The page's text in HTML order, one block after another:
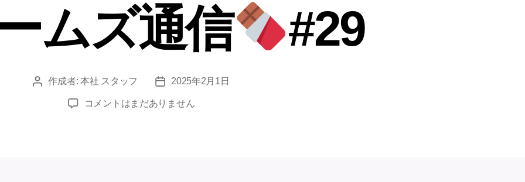
ムズ通信 #29
作成者: 本社 スタッフ 2025年2月1日
コメントはまだありません